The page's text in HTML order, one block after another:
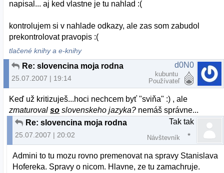
napisal... aj ked vlastne je tu nahlad :(
kontrolujem si v nahlade odkazy, ale zas som zabudol
prekontrolovat pravopis :(
tlačené knihy a e-knihy
Re: slovencina moja rodna
25.07.2007 | 19:14
d0N0
kubuntu
Používateľ
Keď už kritizuješ...hoci nechcem byť "sviňa" :) , ale
zmaturovalso slovenskeho jazyka? nemáš správne...
Re: slovencina moja rodna
25.07.2007 | 20:02
Tak tak
Návštevník
Admini to tu mozu rovno premenovat na spravy Stanislava
Hofereka. Spravy o nicom. Hlavne, ze tu zamachruje.